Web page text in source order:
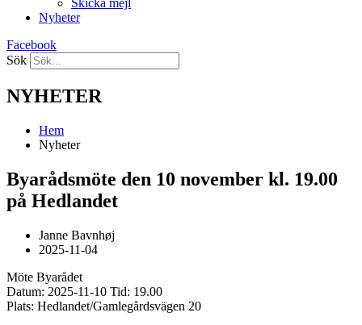
Skicka mejl
Nyheter
Facebook
Sök
NYHETER
Hem
Nyheter
Byarådsmöte den 10 november kl. 19.00
på Hedlandet
Janne Bavnhøj
2025-11-04
Möte Byarådet
Datum: 2025-11-10 Tid: 19.00
Plats: Hedlandet/Gamlegårdsvägen 20